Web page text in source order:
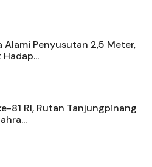
Alami Penyusutan 2,5 Meter,
81 RI, Rutan Tanjungpinang